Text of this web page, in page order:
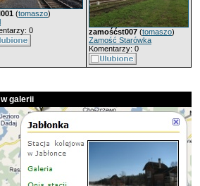
(tomaszo)
0
zamośćst007 (tomaszo)
Zamość Starówka
Komentarzy: 0
galerii